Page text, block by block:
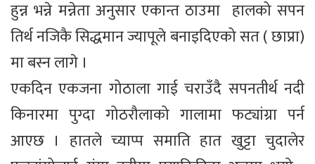
हुन्न भन्ने मन्नेता अनुसार एकान्त ठाउमा हालको सपन
तिर्थ नजिकै सिद्धमान ज्यापूले बनाइदिएको सत ( छाप्रा)
मा बस्न लागे ।
एकदिन एकजना गोठाला गाई चराउँदै सपनतीर्थ नदी
किनारमा पुग्दा गोठरौलाको गालामा फट्यांग्रा पर्न
आएछ । हातले च्याप्प समाति हात खुट्टा चुदालेर